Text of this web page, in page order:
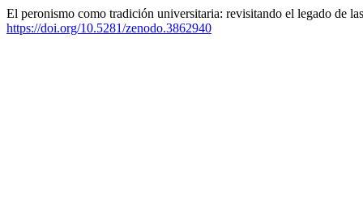
El peronismo como tradición universitaria: revisitando el legado de
https://doi.org/10.5281/zenodo.3862940